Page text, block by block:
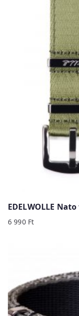
EDELWOLLE
6 990 Ft